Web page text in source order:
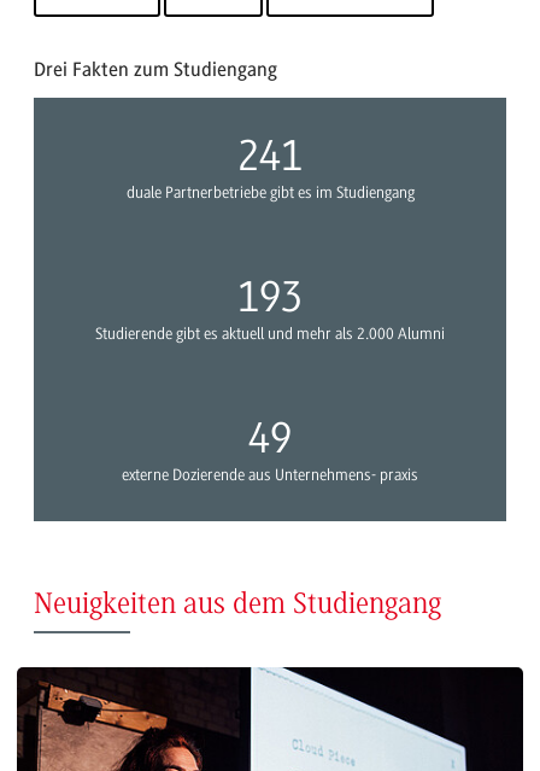
Drei Fakten zum Studiengang
250
duale Partnerbetriebe gibt es im Studiengang
200
Studierende gibt es aktuell und mehr als 2.000 Alumni
50
externe Dozierende aus Unternehmens- praxis
Neuigkeiten aus dem Studiengang